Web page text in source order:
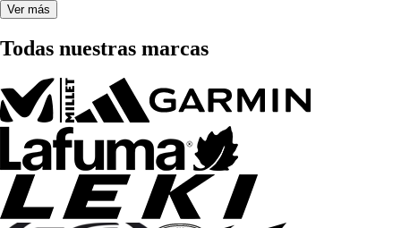
Ver más
Todas nuestras marcas